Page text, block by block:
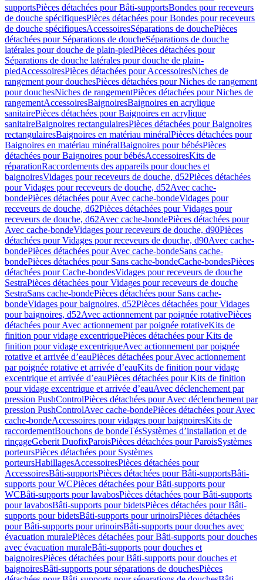
supportsPièces détachées pour Bâti-supportsBondes pour receveurs
de douche spécifiquesPièces détachées pour Bondes pour receveurs
de douche spécifiquesAccessoiresSéparations de douchePièces
détachées pour Séparations de doucheSéparations de douche
latérales pour douche de plain-piedPièces détachées pour
Séparations de douche latérales pour douche de plain-
piedAccessoiresPièces détachées pour AccessoiresNiches de
rangement pour douchesPièces détachées pour Niches de rangement
pour douchesNiches de rangementPièces détachées pour Niches de
rangementAccessoiresBaignoiresBaignoires en acrylique
sanitairePièces détachées pour Baignoires en acrylique
sanitaireBaignoires rectangulairesPièces détachées pour Baignoires
rectangulairesBaignoires en matériau minéralPièces détachées pour
Baignoires en matériau minéralBaignoires pour bébésPièces
détachées pour Baignoires pour bébésAccessoiresKits de
réparationRaccordements des appareils pour douches et
baignoiresVidages pour receveurs de douche, d52Pièces détachées
pour Vidages pour receveurs de douche, d52Avec cache-
bondePièces détachées pour Avec cache-bondeVidages pour
receveurs de douche, d62Pièces détachées pour Vidages pour
receveurs de douche, d62Avec cache-bondePièces détachées pour
Avec cache-bondeVidages pour receveurs de douche, d90Pièces
détachées pour Vidages pour receveurs de douche, d90Avec cache-
bondePièces détachées pour Avec cache-bondeSans cache-
bondePièces détachées pour Sans cache-bondeCache-bondesPièces
détachées pour Cache-bondesVidages pour receveurs de douche
SestraPièces détachées pour Vidages pour receveurs de douche
SestraSans cache-bondePièces détachées pour Sans cache-
bondeVidages pour baignoires, d52Pièces détachées pour Vidages
pour baignoires, d52Avec actionnement par poignée rotativePièces
détachées pour Avec actionnement par poignée rotativeKits de
finition pour vidage excentriquePièces détachées pour Kits de
finition pour vidage excentriqueAvec actionnement par poignée
rotative et arrivée d’eauPièces détachées pour Avec actionnement
par poignée rotative et arrivée d’eauKits de finition pour vidage
excentrique et arrivée d’eauPièces détachées pour Kits de finition
pour vidage excentrique et arrivée d’eauAvec déclenchement par
pression PushControlPièces détachées pour Avec déclenchement par
pression PushControlAvec cache-bondePièces détachées pour Avec
cache-bondeAccessoires pour vidages pour baignoiresKits de
raccordementBouchons de bondeTésSystèmes d’installation et de
rinçageGeberit DuofixParoisPièces détachées pour ParoisSystèmes
porteursPièces détachées pour Systèmes
porteursHabillagesAccessoiresPièces détachées pour
AccessoiresBâti-supportsPièces détachées pour Bâti-supportsBâti-
supports pour WCPièces détachées pour Bâti-supports pour
WCBâti-supports pour lavabosPièces détachées pour Bâti-supports
pour lavabosBâti-supports pour bidetsPièces détachées pour Bâti-
supports pour bidetsBâti-supports pour urinoirsPièces détachées
pour Bâti-supports pour urinoirsBâti-supports pour douches avec
évacuation muralePièces détachées pour Bâti-supports pour douches
avec évacuation muraleBâti-supports pour douches et
baignoiresPièces détachées pour Bâti-supports pour douches et
baignoiresBâti-supports pour séparations de douchesPièces